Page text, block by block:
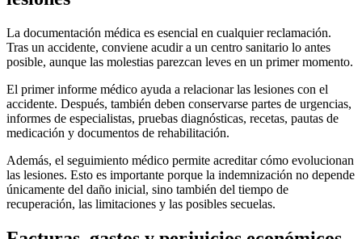
La documentación médica es esencial en cualquier reclamación.
Tras un accidente, conviene acudir a un centro sanitario lo antes
posible, aunque las molestias parezcan leves en un primer momento.
El primer informe médico ayuda a relacionar las lesiones con el
accidente. Después, también deben conservarse partes de urgencias,
informes de especialistas, pruebas diagnósticas, recetas, pautas de
medicación y documentos de rehabilitación.
Además, el seguimiento médico permite acreditar cómo evolucionan
las lesiones. Esto es importante porque la indemnización no depende
únicamente del daño inicial, sino también del tiempo de
recuperación, las limitaciones y las posibles secuelas.